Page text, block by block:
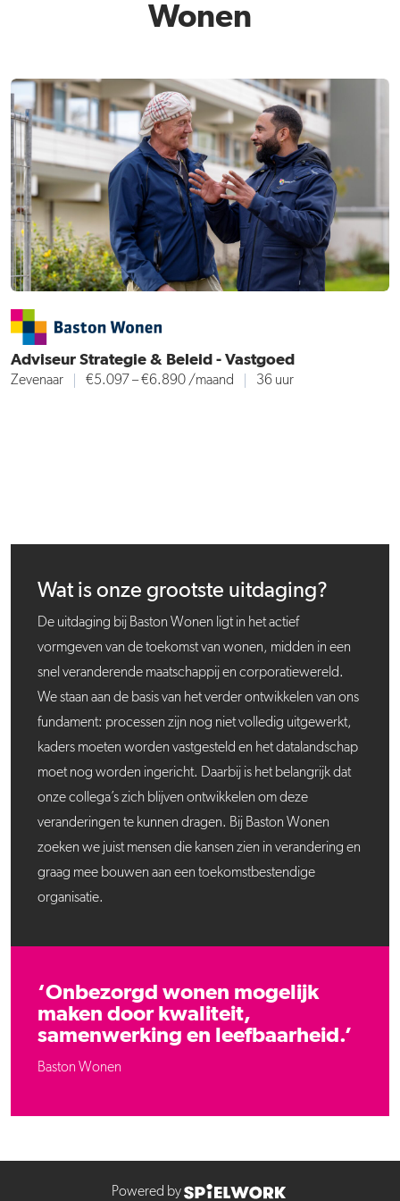
Wonen
Adviseur Strategie & Beleid - Vastgoed
Zevenaar €5.097 – €6.890/maand 36 uur
Wat is onze grootste uitdaging?
De uitdaging bij Baston Wonen ligt in het actief
vormgeven van de toekomst van wonen, midden in een
snel veranderende maatschappij en corporatiewereld.
We staan aan de basis van het verder ontwikkelen van ons
fundament: processen zijn nog niet volledig uitgewerkt,
kaders moeten worden vastgesteld en het datalandschap
moet nog worden ingericht. Daarbij is het belangrijk dat
onze collega’s zich blijven ontwikkelen om deze
veranderingen te kunnen dragen. Bij Baston Wonen
zoeken we juist mensen die kansen zien in verandering en
graag mee bouwen aan een toekomstbestendige
organisatie.
‘Onbezorgd wonen mogelijk
maken door kwaliteit,
samenwerking en leefbaarheid.’
Baston Wonen
Powered by